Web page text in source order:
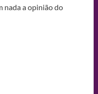
nada a opinião do